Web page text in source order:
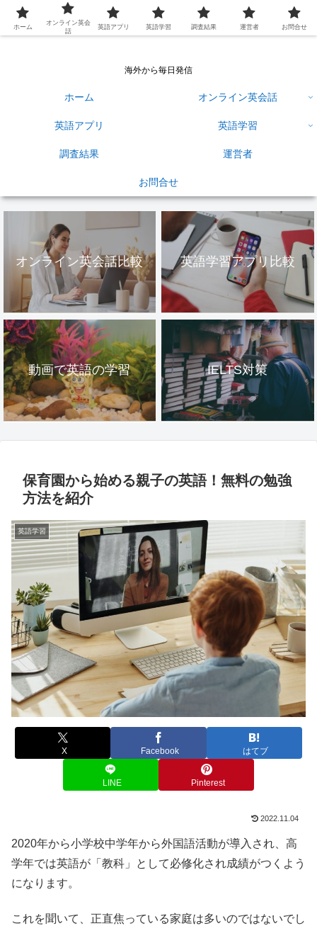
英語学習ひろば
海外から毎日発信
ホーム オンライン英会話
英語アプリ 英語学習
調査結果 運営者
お問合せ
オンライン英会話比較 英語学習アプリ比較
動画で英語の学習 IELTS対策
保育園から始める親子の英語！無料の勉強
方法を紹介
英語学習
X Facebook はてブ
LINE Pinterest
2022.11.04
2020年から小学校中学年から外国語活動が導入され、高
学年では英語が「教科」として必修化され成績がつくよう
になります。
これを聞いて、正直焦っている家庭は多いのではないでし
ホーム
オンライン英会
話
英語アプリ 英語学習 調査結果 運営者 お問合せ